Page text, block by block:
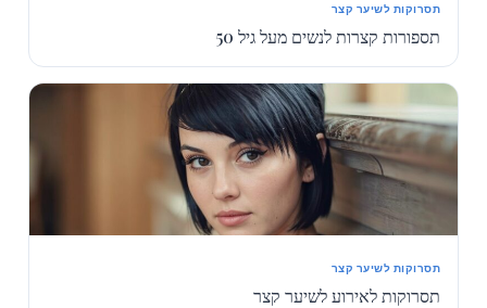
תסרוקות לשיער קצר
תספורות קצרות לנשים מעל גיל 50
תסרוקות לשיער קצר
תסרוקות לאירוע לשיער קצר